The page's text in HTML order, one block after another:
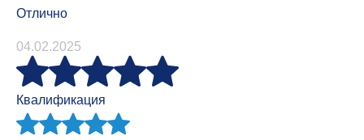
Отлично
04.02.2025
Квалификация